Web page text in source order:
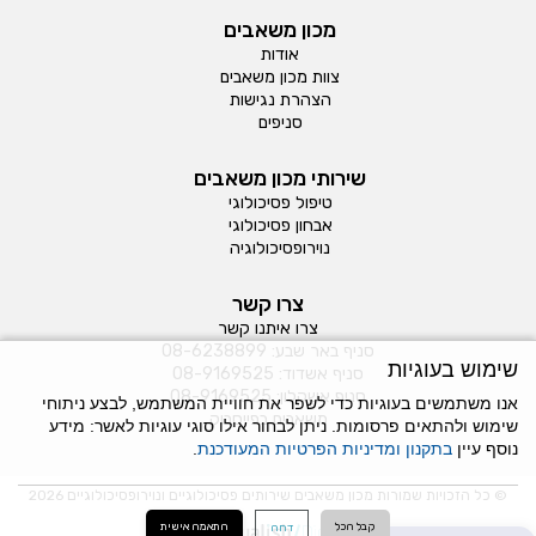
מכון משאבים
אודות
צוות מכון משאבים
הצהרת נגישות
סניפים
שירותי מכון משאבים
טיפול פסיכולוגי
אבחון פסיכולוגי
נוירופסיכולוגיה
צרו קשר
צרו איתנו קשר
סניף באר שבע: 08-6238899
סניף אשדוד: 08-9169525
סניף אשקלון: 08-9169525
משאבים בפייסבוק
© כל הזכויות שמורות מכון משאבים שירותים פסיכולוגיים ונוירופסיכולוגיים 2026
שימוש בעוגיות
אנו משתמשים בעוגיות כדי לשפר את חוויית המשתמש, לבצע ניתוחי
שימוש ולהתאים פרסומות. ניתן לבחור אילו סוגי עוגיות לאשר: מידע
נוסף עיין בתקנון ומדיניות הפרטיות המעודכנת.
קבל הכל דחה התאמה אישית